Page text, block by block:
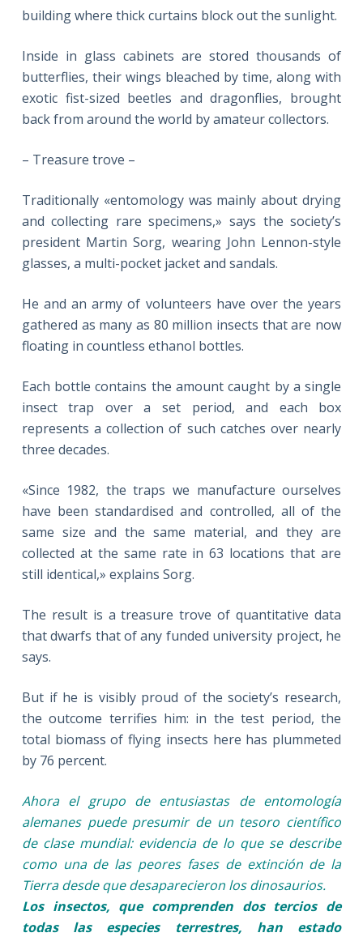
building where thick curtains block out the sunlight.
Inside in glass cabinets are stored thousands of
butterflies, their wings bleached by time, along with
exotic fist-sized beetles and dragonflies, brought
back from around the world by amateur collectors.
– Treasure trove –
Traditionally «entomology was mainly about drying
and collecting rare specimens,» says the society’s
president Martin Sorg, wearing John Lennon-style
glasses, a multi-pocket jacket and sandals.
He and an army of volunteers have over the years
gathered as many as 80 million insects that are now
floating in countless ethanol bottles.
Each bottle contains the amount caught by a single
insect trap over a set period, and each box
represents a collection of such catches over nearly
three decades.
«Since 1982, the traps we manufacture ourselves
have been standardised and controlled, all of the
same size and the same material, and they are
collected at the same rate in 63 locations that are
still identical,» explains Sorg.
The result is a treasure trove of quantitative data
that dwarfs that of any funded university project, he
says.
But if he is visibly proud of the society’s research,
the outcome terrifies him: in the test period, the
total biomass of flying insects here has plummeted
by 76 percent.
Ahora el grupo de entusiastas de entomología
alemanes puede presumir de un tesoro científico
de clase mundial: evidencia de lo que se describe
como una de las peores fases de extinción de la
Tierra desde que desaparecieron los dinosaurios.
Los insectos, que comprenden dos tercios de
todas las especies terrestres, han estado